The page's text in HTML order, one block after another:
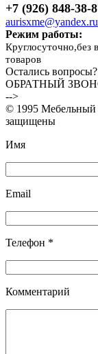
+7 (926) 848-
aurisxme@yandex.ru
Режим работы:
Круглосуточно,без
товаров
Остались вопросы?
ОБРАТНЫЙ
-->
© 1995 Мебельный
защищены
Имя
Email
Телефон *
Комментарий